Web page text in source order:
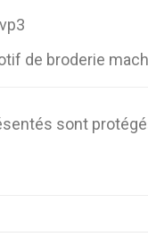
de broderie
sont